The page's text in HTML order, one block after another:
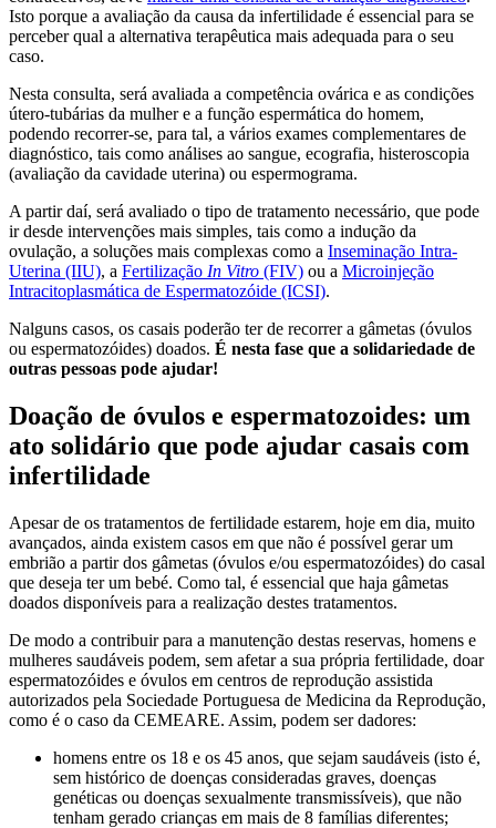
Isto porque a avaliação da causa da infertilidade é essencial para se
perceber qual a alternativa terapêutica mais adequada para o seu
caso.
Nesta consulta, será avaliada a competência ovárica e as condições
útero-tubárias da mulher e a função espermática do homem,
podendo recorrer-se, para tal, a vários exames complementares de
diagnóstico, tais como análises ao sangue, ecografia, histeroscopia
(avaliação da cavidade uterina) ou espermograma.
A partir daí, será avaliado o tipo de tratamento necessário, que pode
ir desde intervenções mais simples, tais como a indução da
ovulação, a soluções mais complexas como a Inseminação Intra-
Uterina (IIU), a Fertilização In Vitro (FIV) ou a Microinjeção
Intracitoplasmática de Espermatozóide (ICSI).
Nalguns casos, os casais poderão ter de recorrer a gâmetas (óvulos
ou espermatozóides) doados. É nesta fase que a solidariedade de
outras pessoas pode ajudar!
Doação de óvulos e espermatozoides: um
ato solidário que pode ajudar casais com
infertilidade
Apesar de os tratamentos de fertilidade estarem, hoje em dia, muito
avançados, ainda existem casos em que não é possível gerar um
embrião a partir dos gâmetas (óvulos e/ou espermatozóides) do casal
que deseja ter um bebé. Como tal, é essencial que haja gâmetas
doados disponíveis para a realização destes tratamentos.
De modo a contribuir para a manutenção destas reservas, homens e
mulheres saudáveis podem, sem afetar a sua própria fertilidade, doar
espermatozóides e óvulos em centros de reprodução assistida
autorizados pela Sociedade Portuguesa de Medicina da Reprodução,
como é o caso da CEMEARE. Assim, podem ser dadores:
homens entre os 18 e os 45 anos, que sejam saudáveis (isto é,
sem histórico de doenças consideradas graves, doenças
genéticas ou doenças sexualmente transmissíveis), que não
tenham gerado crianças em mais de 8 famílias diferentes;